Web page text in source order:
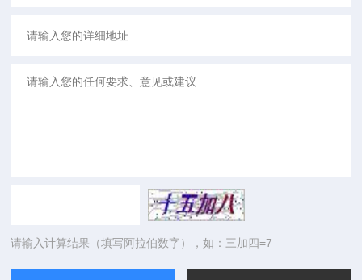
请输入计算结果（填写阿拉伯数字），如：三加四=7